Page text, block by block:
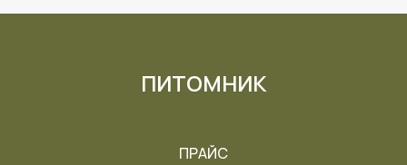
ПИТОМНИК
ПРАЙС